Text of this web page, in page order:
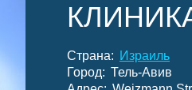
Страна: Израиль
Город: Тель-Авив